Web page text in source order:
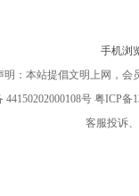
手机浏
明：本站提倡文明上网，会
44150202000108号 粤ICP备
客服投诉